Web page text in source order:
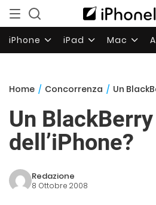
iPhone iPad Mac
Home / Concorrenza / Un
Un
dell’iPhone?
Redazione
8 Ottobre 2008